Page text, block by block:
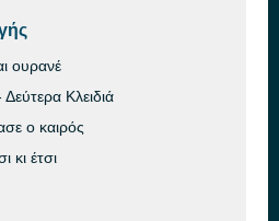
ουρανέ
Κλειδιά
ο καιρός
κι έτσι